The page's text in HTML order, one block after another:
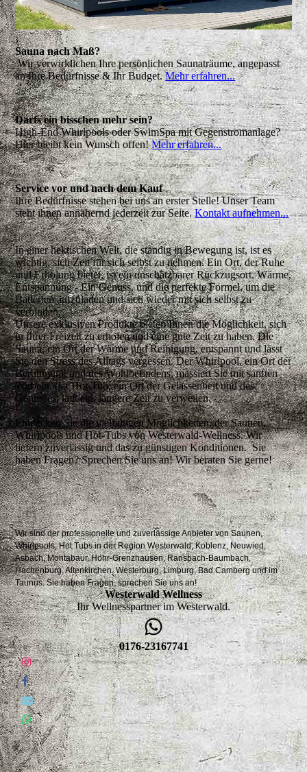
Sauna nach Maß?
Wir verwirklichen Ihre persönlichen Saunaträume, angepasst
an Ihre Bedürfnisse & Ihr Budget.Mehr erfahren...
Darfs ein bisschen mehr sein?
High-End Whirlpools oder SwimSpa mit Gegenstromanlage?
Hier bleibt kein Wunsch offen!Mehr erfahren...
Service vor und nach dem Kauf
Ihre Bedürfnisse stehen bei uns an erster Stelle! Unser Team
steht ihnen annähernd jederzeit zur Seite.Kontakt aufnehmen...
In einer hektischen Welt, die ständig in Bewegung ist, ist es
wichtig, sich Zeit für sich selbst zu nehmen. Ein Ort, der Ruhe
und Erholung bietet, ist ein unschätzbarer Rückzugsort. Wärme,
Entspannung - Ein Genuss, und die perfekte Formel, um die
Batterien aufzuladen und sich wieder mit sich selbst zu
verbinden.
Unsere exklusiven Produkte bieten Ihnen die Möglichkeit, sich
in Ihrer Freizeit zu erholen und eine gute Zeit zu haben. Die
Sauna, ein Ort der Wärme und Reinigung, entspannt und lässt
Sie den Stress des Alltags vergessen. Der Whirlpool, ein Ort der
Beruhigung und des Wohlbefindens, massiert Sie mit sanften
Wirbeln, der Hot-Tub, ein Ort der Gelassenheit und des
Genusses, lädt ein, längere Zeit zu verweilen.
Entdecken Sie die vielfältigen Möglichkeiten, der Saunen,
Whirlpools und Hot-Tubs von Westerwald-Wellness. Wir
liefern zuverlässig und das zu günstigen Konditionen. Sie
haben Fragen? Sprechen Sie uns an! Wir beraten Sie gerne!
Wir sind der professionelle und zuverlässige Anbieter von Saunen,
Whirlpools, Hot Tubs in der Region Westerwald, Koblenz, Neuwied,
Asbach, Montabaur, Höhr-Grenzhausen, Ransbach-Baumbach,
Hachenburg, Altenkirchen, Westerburg, Limburg, Bad Camberg und im
Taunus. Sie haben Fragen, sprechen Sie uns an!
Westerwald Wellness
Ihr Wellnesspartner im Westerwald.
0176-23167741